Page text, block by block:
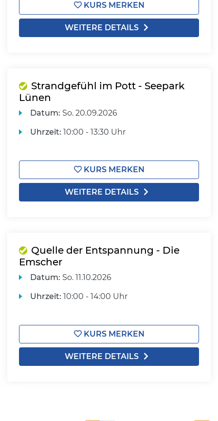
KURS MERKEN
WEITERE DETAILS
Strandgefühl im Pott - Seepark
Lünen
Datum: So. 20.09.2026
Uhrzeit: 10:00 - 13:30 Uhr
KURS MERKEN
WEITERE DETAILS
Quelle der Entspannung - Die
Emscher
Datum: So. 11.10.2026
Uhrzeit: 10:00 - 14:00 Uhr
KURS MERKEN
WEITERE DETAILS